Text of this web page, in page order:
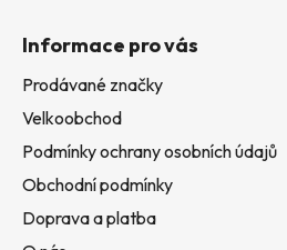
Informace pro vás
Prodávané značky
Velkoobchod
Podmínky ochrany osobních údajů
Obchodní podmínky
Doprava a platba